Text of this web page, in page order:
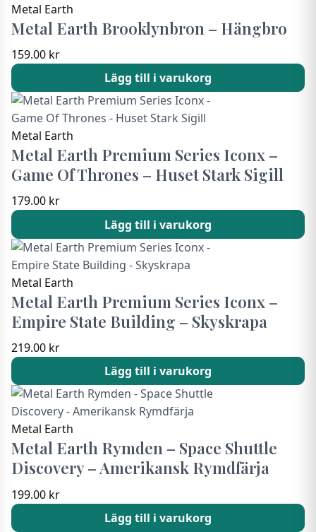
Metal Earth
Metal Earth Brooklynbron – Hängbro
159.00 kr
Lägg till i varukorg
Metal Earth
Metal Earth Premium Series Iconx –
Game Of Thrones – Huset Stark Sigill
179.00 kr
Lägg till i varukorg
Metal Earth
Metal Earth Premium Series Iconx –
Empire State Building – Skyskrapa
219.00 kr
Lägg till i varukorg
Metal Earth
Metal Earth Rymden – Space Shuttle
Discovery – Amerikansk Rymdfärja
199.00 kr
Lägg till i varukorg